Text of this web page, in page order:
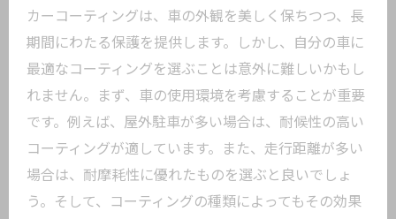
カーコーティングは、車の外観を美しく保ちつつ、長
期間にわたる保護を提供します。しかし、自分の車に
最適なコーティングを選ぶことは意外に難しいかもし
れません。まず、車の使用環境を考慮することが重要
です。例えば、屋外駐車が多い場合は、耐候性の高い
コーティングが適しています。また、走行距離が多い
場合は、耐摩耗性に優れたものを選ぶと良いでしょ
う。そして、コーティングの種類によってもその効果